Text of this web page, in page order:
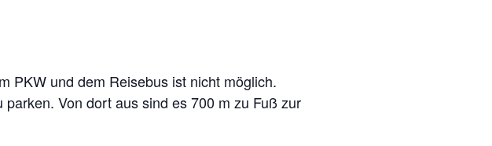
PKW und dem Reisebus ist nicht möglich.
Von dort aus sind es 700 m zu Fuß zur